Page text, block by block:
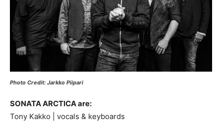
Photo Credit: Jarkko Piipari
SONATA ARCTICA are:
Tony Kakko | vocals & keyboards